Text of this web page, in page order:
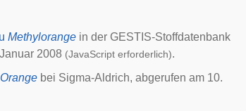
Methylorange in der GESTIS-Stoffdatenbank
2008 (JavaScript erforderlich).
bei Sigma-Aldrich, abgerufen am 10.